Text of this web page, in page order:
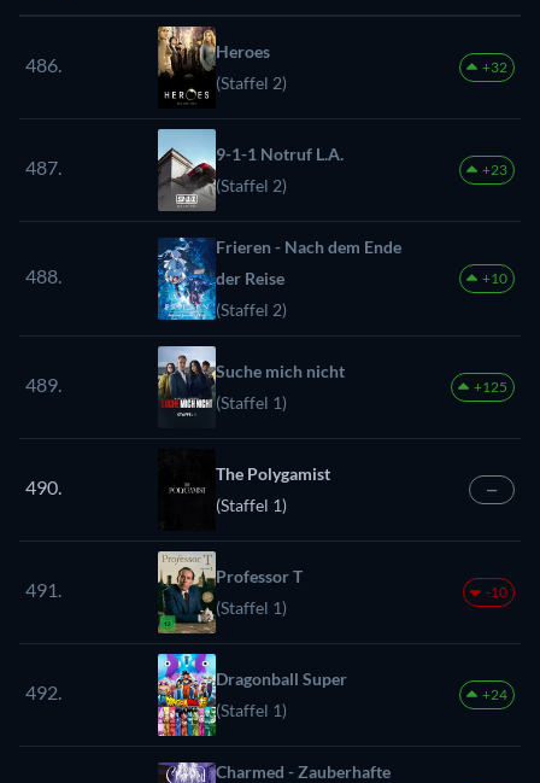
486.
Heroes
(Staffel 2)
+32
487.
9-1-1 Notruf L.A.
(Staffel 2)
+23
488.
Frieren - Nach dem Ende
der Reise
(Staffel 2)
+10
489.
Suche mich nicht
(Staffel 1)
+125
490.
The Polygamist
(Staffel 1)
—
491.
Professor T
(Staffel 1)
-10
492.
Dragonball Super
(Staffel 1)
+24
Charmed - Zauberhafte